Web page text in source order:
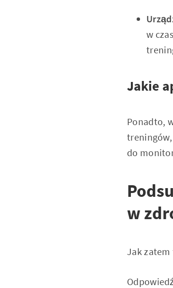
w
Jakie
Ponadto,
do
w
Jak zatem